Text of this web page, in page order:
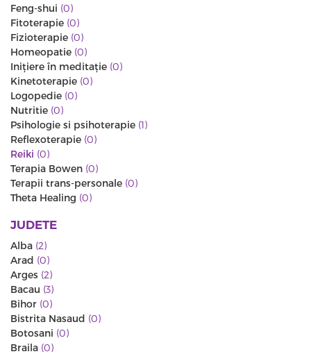
Feng-shui (0)
Fitoterapie (0)
Fizioterapie (0)
Homeopatie (0)
Iniţiere în meditaţie (0)
Kinetoterapie (0)
Logopedie (0)
Nutritie (0)
Psihologie si psihoterapie (1)
Reflexoterapie (0)
Reiki (0)
Terapia Bowen (0)
Terapii trans-personale (0)
Theta Healing (0)
JUDETE
Alba (2)
Arad (0)
Arges (2)
Bacau (3)
Bihor (0)
Bistrita Nasaud (0)
Botosani (0)
Braila (0)